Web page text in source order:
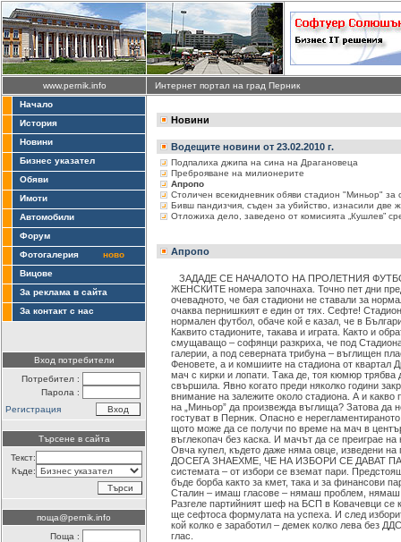
www.pernik.info
Интернет портал на град Перник
Начало
История
Новини
Бизнес указател
Обяви
Имоти
Автомобили
Форум
Фотогалерия
ново
Вицове
За реклама в сайта
За контакт с нас
Вход потребители
Потребител :
Парола :
Регистрация
Търсене в сайта
Текст:
Къде:
поща@pernik.info
Поща :
Новини
Водещите новини от 23.02.2010 г.
Подпалиха джипа на сина на Драгановеца
Преброяване на милионерите
Апропо
Столичен всекидневник обяви стадион "Миньор" за
Бивш пандизчия, съден за убийство, изнасили две
Отложиха дело, заведено от комисията „Кушлев”
Апропо
ЗАДАДЕ СЕ НАЧАЛОТО НА ПРОЛЕТНИЯ
ЖЕНСКИТЕ номера започнаха. Точно пет дни
очевадното, че бая стадиони не ставали за
очаква пернишкият е един от тях. Сефте!
нормален футбол, обаче кой е казал, че в
Каквито стадионите, такава и играта. Както и
смущаващо – софянци разкриха, че под
галерии, а под северната трибуна – въглищен
Феновете, а и комшиите на стадиона от квартал
мач с кирки и лопати. Така де, тоя кюмюр
свършила. Явно когато преди няколко години
внимание на залежите около стадиона. А и какво
на „Миньор” да произвежда въглища? Затова да
гостуват в Перник. Опасно е
щото може да се получи по време на мач в
въглекопач без каска. И мачът да се преиграе
Овча купел, където даже няма овце, изведени на
ДОСЕГА ЗНАЕХМЕ, ЧЕ НА ИЗБОРИ СЕ ДАВАТ
системата – от избори се вземат пари.
бъде борба както за кмет, така и за финансови
Сталин – имаш гласове – нямаш проблем,
Разгеле партийният шеф на БСП в Ковачевци се
ще сефтоса формулата на успеха. И след
кой колко е заработил – демек колко лева без
глас.